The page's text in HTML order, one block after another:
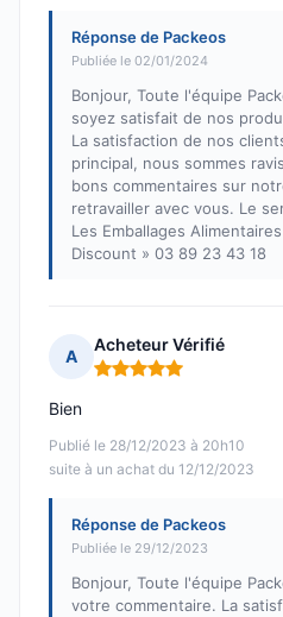
Réponse de Packeos
Publiée le 02/01/2024
Bonjour, Toute l'équipe
soyez satisfait de nos
La satisfaction de nos
principal, nous sommes
bons commentaires sur
retravailler avec vous. Le
Les Emballages
Discount » 03 89 23 43 18
A
Acheteur Vérifié
Note : 5 sur 5
Publié le 28/12/2023 à 20h10
suite à un achat du 12/12/2023
Bien
Réponse de Packeos
Publiée le 29/12/2023
Bonjour, Toute l'équipe
votre commentaire. La